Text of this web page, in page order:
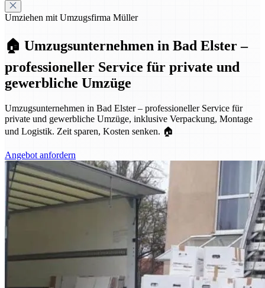
Umziehen mit Umzugsfirma Müller
🏠 Umzugsunternehmen in Bad Elster –
professioneller Service für private und
gewerbliche Umzüge
Umzugsunternehmen in Bad Elster – professioneller Service für
private und gewerbliche Umzüge, inklusive Verpackung, Montage
und Logistik. Zeit sparen, Kosten senken. 🏠
Angebot anfordern